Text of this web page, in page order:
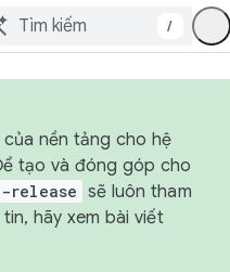
/
nền tảng cho hệ
tạo và đóng góp cho
release sẽ luôn tham
hãy xem bài viết